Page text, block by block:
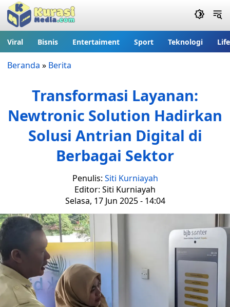
Viral Bisnis Entertaiment Sport Teknologi
Beranda » Berita
Transformasi Layanan:
Newtronic Solution Hadirkan
Solusi Antrian Digital di
Berbagai Sektor
Penulis: Siti Kurniayah
Editor: Siti Kurniayah
Selasa, 17 Jun 2025 - 14:04